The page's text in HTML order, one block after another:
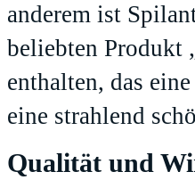
anderem ist
beliebten Produkt
enthalten, das
eine strahlend
Qualität und